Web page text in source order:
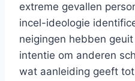
extreme gevallen
incel-ideologie
neigingen hebben
intentie om anderen
wat aanleiding geeft